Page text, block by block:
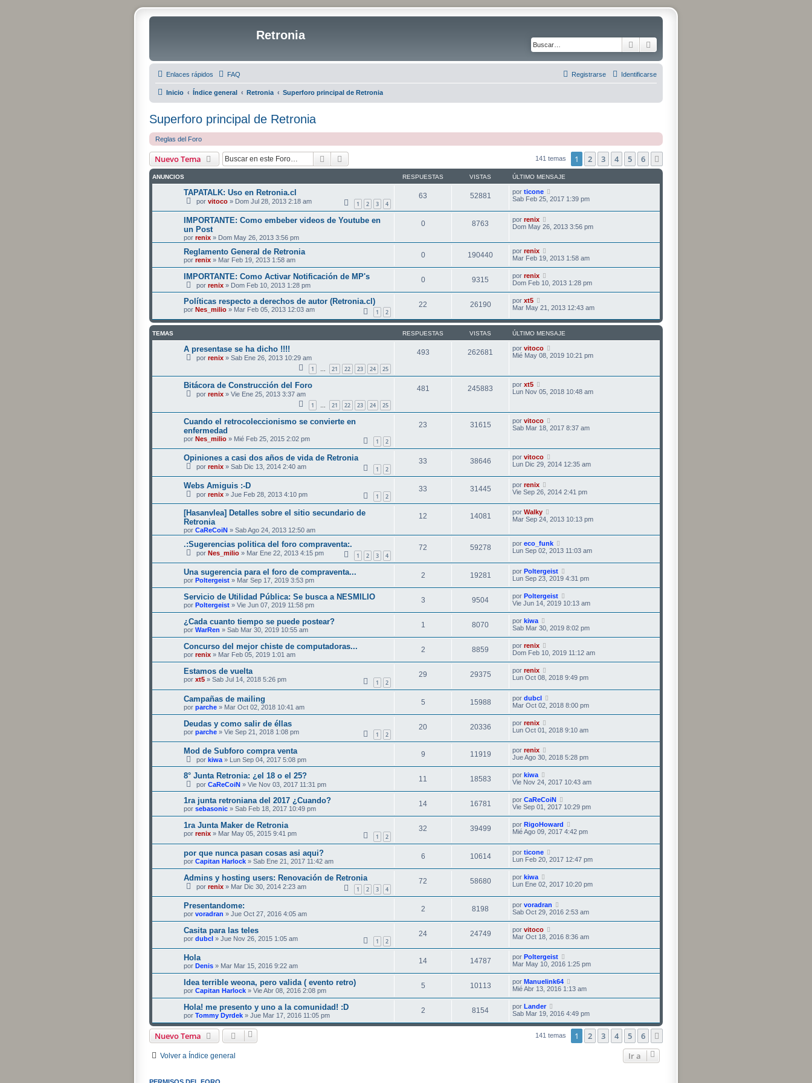
Retronia
Buscar
Enlaces rápidos FAQ Identificarse
Registrarse
Inicio Índice general Retronia Superforo principal de Retronia
Superforo principal de Retronia
Reglas del Foro
Nuevo Tema Buscar 141 temas 1 2 3 4 5 6
ANUNCIOS RESPUESTAS VISTAS ÚLTIMO MENSAJE
TAPATALK: Uso en Retronia.cl
por vitoco » Dom Jul 28, 2013 2:18 am 1 2 3 4
63 52881 por ticone
Sab Feb 25, 2017 1:39 pm
IMPORTANTE: Como embeber videos de Youtube en
un Post
por renix » Dom May 26, 2013 3:56 pm
0 8763 por renix
Dom May 26, 2013 3:56 pm
Reglamento General de Retronia
por renix » Mar Feb 19, 2013 1:58 am
0 190440 por renix
Mar Feb 19, 2013 1:58 am
IMPORTANTE: Como Activar Notificación de MP's
por renix » Dom Feb 10, 2013 1:28 pm
0 9315 por renix
Dom Feb 10, 2013 1:28 pm
Políticas respecto a derechos de autor (Retronia.cl)
por Nes_milio » Mar Feb 05, 2013 12:03 am 1 2
22 26190 por xt5
Mar May 21, 2013 12:43 am
TEMAS RESPUESTAS VISTAS ÚLTIMO MENSAJE
A presentase se ha dicho !!!!
por renix » Sab Ene 26, 2013 10:29 am
1 … 21 22 23 24 25
493 262681 por vitoco
Mié May 08, 2019 10:21 pm
Bitácora de Construcción del Foro
por renix » Vie Ene 25, 2013 3:37 am
1 … 21 22 23 24 25
481 245883 por xt5
Lun Nov 05, 2018 10:48 am
Cuando el retrocoleccionismo se convierte en
enfermedad
por Nes_milio » Mié Feb 25, 2015 2:02 pm 1 2
23 31615 por vitoco
Sab Mar 18, 2017 8:37 am
Opiniones a casi dos años de vida de Retronia
por renix » Sab Dic 13, 2014 2:40 am 1 2
33 38646 por vitoco
Lun Dic 29, 2014 12:35 am
Webs Amiguis :-D
por renix » Jue Feb 28, 2013 4:10 pm 1 2
33 31445 por renix
Vie Sep 26, 2014 2:41 pm
[Hasanvlea] Detalles sobre el sitio secundario de
Retronia
por CaReCoiN » Sab Ago 24, 2013 12:50 am
12 14081 por Walky
Mar Sep 24, 2013 10:13 pm
.:Sugerencias politica del foro compraventa:.
por Nes_milio » Mar Ene 22, 2013 4:15 pm 1 2 3 4
72 59278 por eco_funk
Lun Sep 02, 2013 11:03 am
Una sugerencia para el foro de compraventa...
por Poltergeist » Mar Sep 17, 2019 3:53 pm
2 19281 por Poltergeist
Lun Sep 23, 2019 4:31 pm
Servicio de Utilidad Pública: Se busca a NESMILIO
por Poltergeist » Vie Jun 07, 2019 11:58 pm
3 9504 por Poltergeist
Vie Jun 14, 2019 10:13 am
¿Cada cuanto tiempo se puede postear?
por WarRen » Sab Mar 30, 2019 10:55 am
1 8070 por kiwa
Sab Mar 30, 2019 8:02 pm
Concurso del mejor chiste de computadoras...
por renix » Mar Feb 05, 2019 1:01 am
2 8859 por renix
Dom Feb 10, 2019 11:12 am
Estamos de vuelta
por xt5 » Sab Jul 14, 2018 5:26 pm 1 2
29 29375 por renix
Lun Oct 08, 2018 9:49 pm
Campañas de mailing
por parche » Mar Oct 02, 2018 10:41 am
5 15988 por dubcl
Mar Oct 02, 2018 8:00 pm
Deudas y como salir de éllas
por parche » Vie Sep 21, 2018 1:08 pm 1 2
20 20336 por renix
Lun Oct 01, 2018 9:10 am
Mod de Subforo compra venta
por kiwa» Lun Sep 04, 2017 5:08 pm
9 11919 por renix
Jue Ago 30, 2018 5:28 pm
8° Junta Retronia: ¿el 18 o el 25?
por CaReCoiN » Vie Nov 03, 2017 11:31 pm
11 18583 por kiwa
Vie Nov 24, 2017 10:43 am
1ra junta retroniana del 2017 ¿Cuando?
por sebasonic » Sab Feb 18, 2017 10:49 pm
14 16781 por CaReCoiN
Vie Sep 01, 2017 10:29 pm
1ra Junta Maker de Retronia
por renix » Mar May 05, 2015 9:41 pm 1 2
32 39499 por RigoHoward
Mié Ago 09, 2017 4:42 pm
por que nunca pasan cosas asi aqui?
por Capitan Harlock » Sab Ene 21, 2017 11:42 am
6 10614 por ticone
Lun Feb 20, 2017 12:47 pm
Admins y hosting users: Renovación de Retronia
por renix » Mar Dic 30, 2014 2:23 am 1 2 3 4
72 58680 por kiwa
Lun Ene 02, 2017 10:20 pm
Presentandome:
por voradran » Jue Oct 27, 2016 4:05 am
2 8198 por voradran
Sab Oct 29, 2016 2:53 am
Casita para las teles
por dubcl » Jue Nov 26, 2015 1:05 am 1 2
24 24749 por vitoco
Mar Oct 18, 2016 8:36 am
Hola
por Denis » Mar Mar 15, 2016 9:22 am
14 14787 por Poltergeist
Mar May 10, 2016 1:25 pm
Idea terrible weona, pero valida ( evento retro)
por Capitan Harlock » Vie Abr 08, 2016 2:08 pm
5 10113 por Manuelink64
Mié Abr 13, 2016 1:13 am
Hola! me presento y uno a la comunidad! :D
por Tommy Dyrdek » Jue Mar 17, 2016 11:05 pm
2 8154 por Lander
Sab Mar 19, 2016 4:49 pm
Nuevo Tema 141 temas 1 2 3 4 5 6
Volver a Índice general Ir a